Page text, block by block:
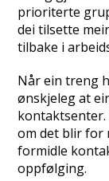
prioriterte
dei tilsette
tilbake i
Når ein treng
ønskjeleg at
kontaktsenter.
om det blir for
formidle
oppfølging.